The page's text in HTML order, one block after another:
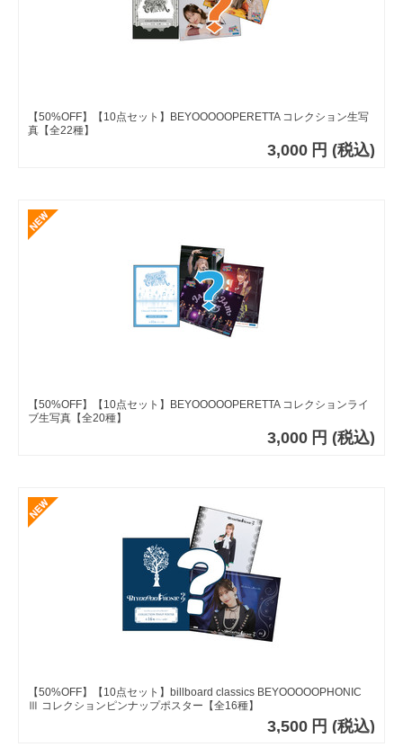
【50%OFF】【10点セット】BEYOOOOOPERETTA コレクション生写
真【全22種】
3,000 円 (税込)
【50%OFF】【10点セット】BEYOOOOOPERETTA コレクションライ
ブ生写真【全20種】
3,000 円 (税込)
【50%OFF】【10点セット】billboard classics BEYOOOOOPHONIC
Ⅲ コレクションピンナップポスター【全16種】
3,500 円 (税込)